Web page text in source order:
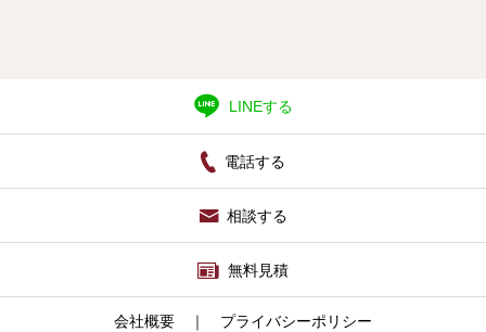
LINEする
電話する
相談する
無料見積
会社概要 ｜ プライバシーポリシー